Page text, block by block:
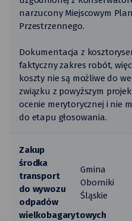
narzucony Miejscowym
Przestrzennego.
Dokumentacja z
faktyczny zakres robót,
koszty nie są możliwe do
związku z powyższym
ocenie merytorycznej i nie
do etapu głosowania.
Zakup
środka
transport
do wywozu
odpadów
wielkobagarytowych
Gmina
Oborniki
Śląskie